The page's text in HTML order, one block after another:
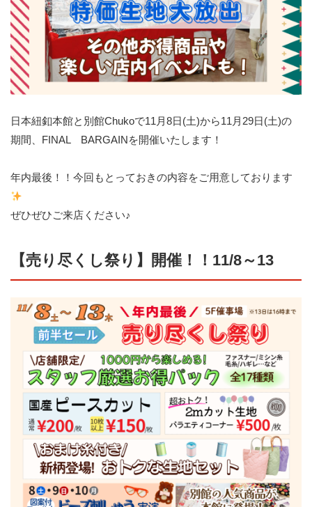
日本紐釦本館と別館Chukoで11月8日(土)から11月29日(土)の
期間、FINAL BARGAINを開催いたします！
年内最後！！今回もとっておきの内容をご用意しております
ぜひぜひご来店ください♪
【売り尽くし祭り】開催！！11/8～13